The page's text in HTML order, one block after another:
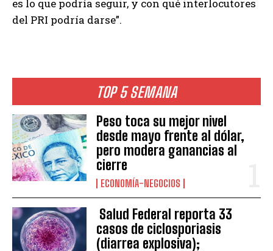
TOP 5 SEMANA
Peso toca su mejor nivel
desde mayo frente al dólar,
pero modera ganancias al
cierre
ECONOMÍA-NEGOCIOS
Salud Federal reporta 33
casos de ciclosporiasis
(diarrea explosiva);
es lo que podría seguir, y con qué interlocutores
del PRI podría darse”.